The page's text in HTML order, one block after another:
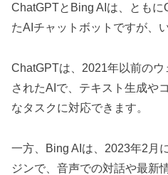
ChatGPTとBing AIは、とも
たAIチャットボットですが、
ChatGPTは、2021年以前の
されたAIで、テキスト生成や
なタスクに対応できます。
一方、Bing AIは、2023年2月
ジンで、音声での対話や最新